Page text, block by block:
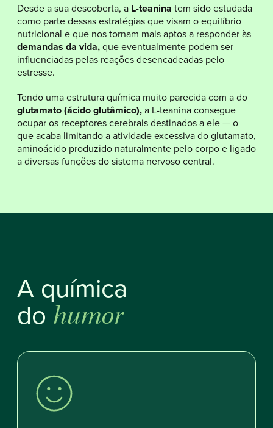
Desde a sua descoberta, a L-teanina tem sido estudada
como parte dessas estratégias que visam o equilíbrio
nutricional e que nos tornam mais aptos a responder às
demandas da vida,que eventualmente podem ser
influenciadas pelas reações desencadeadas pelo
estresse.
Tendo uma estrutura química muito parecida com a do
glutamato (ácido glutâmico),a L-teaninaconsegue
ocupar os receptores cerebrais destinados a ele — o
que acaba limitando a atividade excessiva do glutamato,
aminoácido produzido naturalmente pelo corpo e ligado
a diversas funções do sistema nervoso central.
A química
dohumor